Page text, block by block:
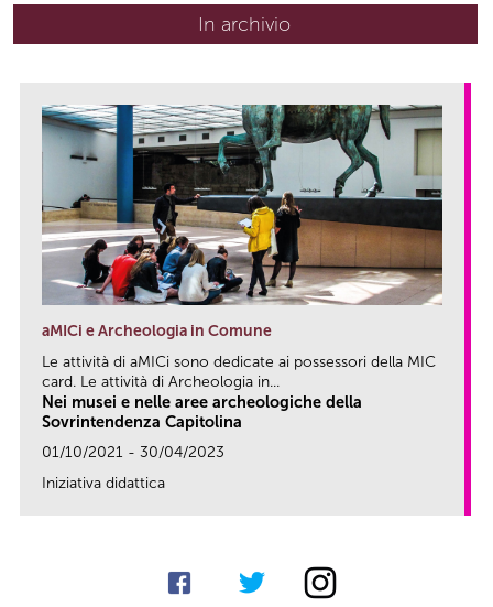
In archivio
aMICi e Archeologia in Comune
Le attività di aMICi sono dedicate ai possessori della MIC
card. Le attività di Archeologia in...
Nei musei e nelle aree archeologiche della
Sovrintendenza Capitolina
01/10/2021 - 30/04/2023
Iniziativa didattica